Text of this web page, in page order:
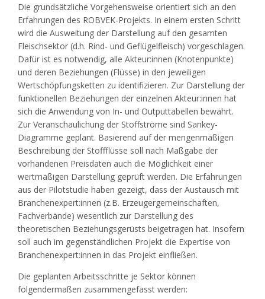
Die grundsätzliche Vorgehensweise orientiert sich an den
Erfahrungen des ROBVEK-Projekts. In einem ersten Schritt
wird die Ausweitung der Darstellung auf den gesamten
Fleischsektor (d.h. Rind- und Geflügelfleisch) vorgeschlagen.
Dafür ist es notwendig, alle Akteur:innen (Knotenpunkte)
und deren Beziehungen (Flüsse) in den jeweiligen
Wertschöpfungsketten zu identifizieren. Zur Darstellung der
funktionellen Beziehungen der einzelnen Akteur:innen hat
sich die Anwendung von In- und Outputtabellen bewährt.
Zur Veranschaulichung der Stoffströme sind Sankey-
Diagramme geplant. Basierend auf der mengenmäßigen
Beschreibung der Stoffflüsse soll nach Maßgabe der
vorhandenen Preisdaten auch die Möglichkeit einer
wertmäßigen Darstellung geprüft werden. Die Erfahrungen
aus der Pilotstudie haben gezeigt, dass der Austausch mit
Branchenexpert:innen (z.B. Erzeugergemeinschaften,
Fachverbände) wesentlich zur Darstellung des
theoretischen Beziehungsgerüsts beigetragen hat. Insofern
soll auch im gegenständlichen Projekt die Expertise von
Branchenexpert:innen in das Projekt einfließen.
Die geplanten Arbeitsschritte je Sektor können
folgendermaßen zusammengefasst werden: